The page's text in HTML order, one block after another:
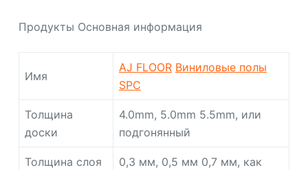
Продукты Основная информация
Имя
AJ FLOOR Виниловые полы
SPC
Толщина
доски
4.0mm, 5.0mm 5.5mm, или
подгонянный
Толщина слоя
0,3 мм, 0,5 мм 0,7 мм, как